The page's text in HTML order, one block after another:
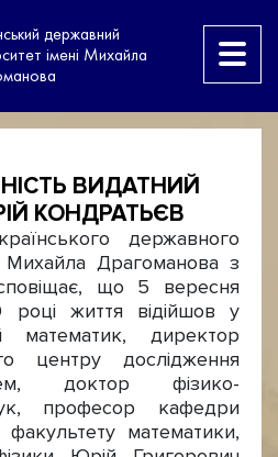
державний
імені Михайла
ВИДАТНИЙ
КОНДРАТЬЄВ
державного
Михайла Драгоманова з
що 5 вересня
життя відійшов у
математик, директор
центру дослідження
доктор фізико-
професор кафедри
математики,